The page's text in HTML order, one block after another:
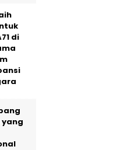
di
yang